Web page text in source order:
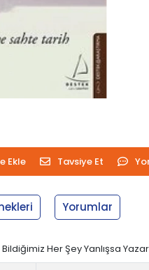
Ekle Tavsiye Et
Yorumlar
Her Şey Yanlışsa